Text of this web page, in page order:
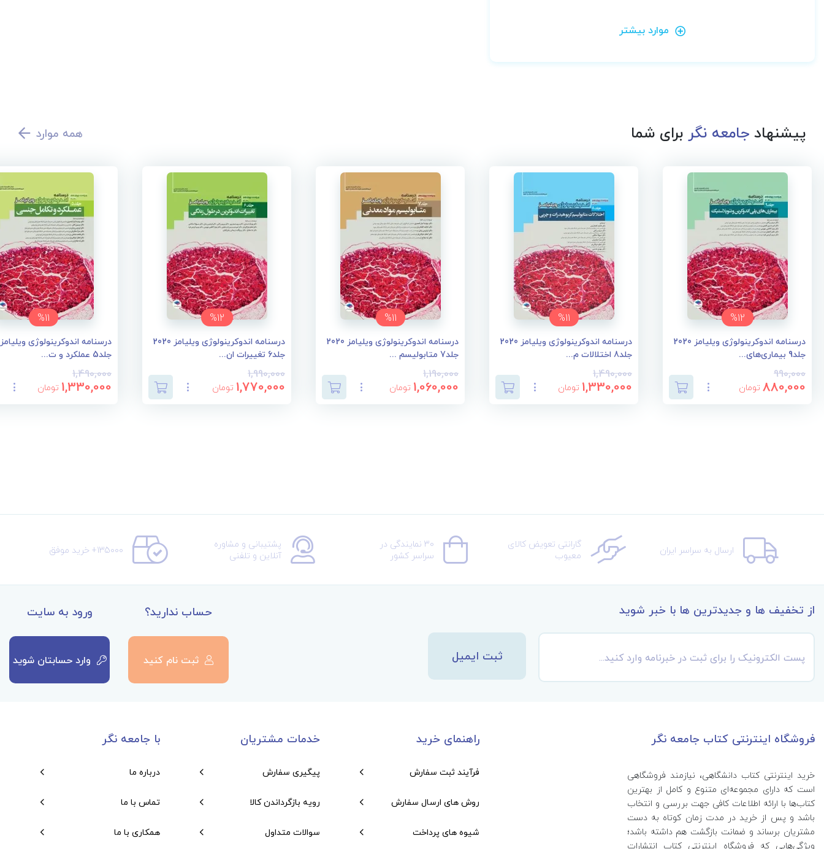
موارد بیشتر
پیشنهادجامعه نگربرای شما همه موارد
%12
درسنامه اندوکرینولوژی ویلیامز 2020
جلد9 بیماری‌های...
990,000
880,000 تومان
%11
درسنامه اندوکرینولوژی ویلیامز 2020
جلد8 اختلالات م...
1,490,000
1,330,000 تومان
%11
درسنامه اندوکرینولوژی ویلیامز 2020
جلد7 متابولیسم ...
1,190,000
1,060,000 تومان
%12
درسنامه اندوکرینولوژی ویلیامز 2020
جلد6 تغییرات ان...
1,990,000
1,770,000 تومان
%11
جلد5 عملکرد و ت...
1,490,000
1,330,000 تومان
ارسال به سراسر ایران گارانتی تعویض کالای
معیوب
30 نمایندگی در
سراسر کشور
پشتیبانی و مشاوره
آنلاین و تلفنی 135000+ خرید موفق
از تخفیف ها و جدیدترین ها با خبر شوید
ثبت ایمیل
ورود به سایت
وارد حسابتان شوید
حساب ندارید؟
ثبت نام کنید
فروشگاه اینترنتی کتاب جامعه نگر
خرید اینترنتی کتاب‌ دانشگاهی، نیازمند فروشگاهی
است که دارای مجموعه‌ای متنوع و کامل از بهترین
کتاب‌ها با ارائه اطلاعات کافی جهت بررسی و انتخاب
باشد و پس از خرید در مدت زمان کوتاه به دست
مشتریان برساند و ضمانت بازگشت هم داشته باشد؛
ویژگی‌هایی که فروشگاه اینترنتی کتاب انتشارات
راهنمای خرید
فرآیند ثبت سفارش
روش های ارسال سفارش
شیوه های پرداخت
خدمات مشتریان
پیگیری سفارش
رویه بازگرداندن کالا
سوالات متداول
با جامعه نگر
درباره ما
تماس با ما
همکاری با ما